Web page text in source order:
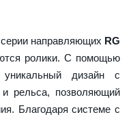
направляющих RG
ролики. С помощью
дизайн с
и рельса, позволяющий
Благодаря системе с